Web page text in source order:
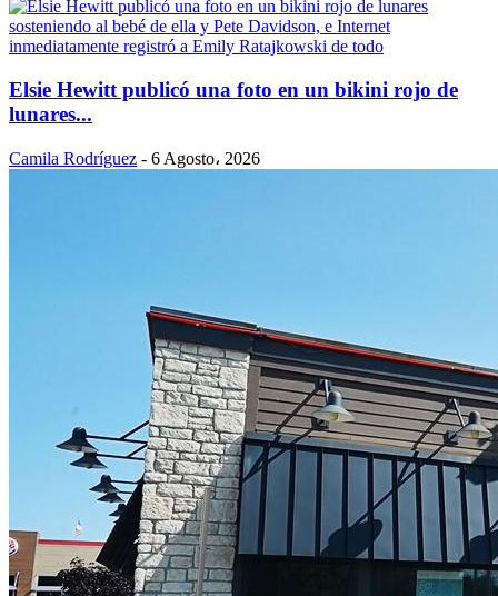
Elsie Hewitt publicó una foto en un bikini rojo de
lunares...
Camila Rodríguez - 6 Agosto، 2026